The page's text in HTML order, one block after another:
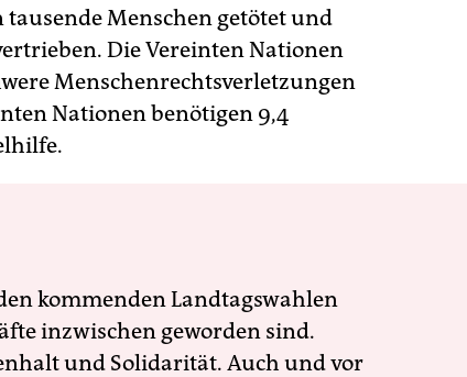
Menschen getötet und
Die Vereinten Nationen
Menschenrechtsverletzungen
Nationen benötigen 9,4
kommenden Landtagswahlen
inzwischen geworden sind.
und Solidarität. Auch und vor